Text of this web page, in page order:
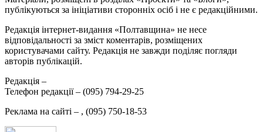
публікуються за ініціативи сторонніх осіб і не є редакційними.
Редакція інтернет-видання «Полтавщина» не несе
відповідальності за зміст коментарів, розміщених
користувачами сайту. Редакція не завжди поділяє погляди
авторів публікацій.
Редакція –
Телефон редакції – (095) 794-29-25
Реклама на сайті – , (095) 750-18-53